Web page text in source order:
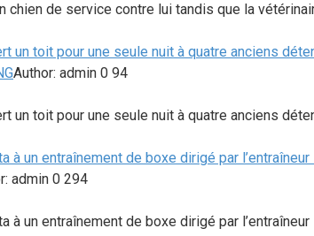
chien de service contre lui tandis que la
un toit pour une seule nuit à quatre anciens
Author: admin 0 94
un toit pour une seule nuit à quatre anciens
à un entraînement de boxe dirigé par
admin 0 294
à un entraînement de boxe dirigé par